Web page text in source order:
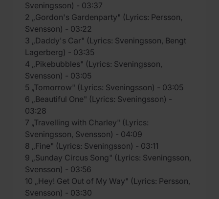
Sveningsson) - 03:37
2 „Gordon's Gardenparty" (Lyrics: Persson,
Svensson) - 03:22
3 „Daddy's Car" (Lyrics: Sveningsson, Bengt
Lagerberg) - 03:35
4 „Pikebubbles" (Lyrics: Sveningsson,
Svensson) - 03:05
5 „Tomorrow" (Lyrics: Sveningsson) - 03:05
6 „Beautiful One" (Lyrics: Sveningsson) -
03:28
7 „Travelling with Charley" (Lyrics:
Sveningsson, Svensson) - 04:09
8 „Fine" (Lyrics: Sveningsson) - 03:11
9 „Sunday Circus Song" (Lyrics: Sveningsson,
Svensson) - 03:56
10 „Hey! Get Out of My Way" (Lyrics: Persson,
Svensson) - 03:30